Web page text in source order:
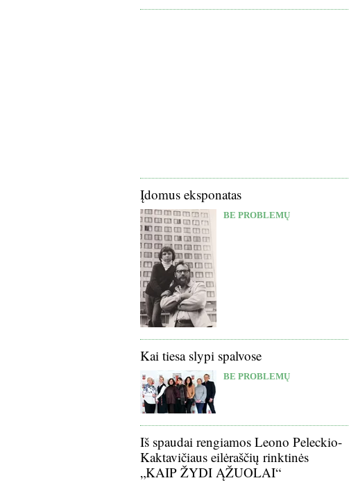
Įdomus eksponatas
BE PROBLEMŲ
Kai tiesa slypi spalvose
BE PROBLEMŲ
Iš spaudai rengiamos Leono Peleckio-
Kaktavičiaus eilėraščių rinktinės
„KAIP ŽYDI ĄŽUOLAI“